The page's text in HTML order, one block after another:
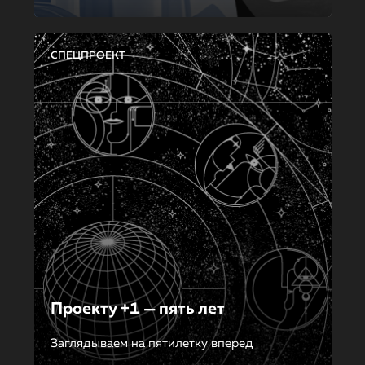
СПЕЦПРОЕКТ
Проекту +1 — пять лет
Заглядываем на пятилетку вперед